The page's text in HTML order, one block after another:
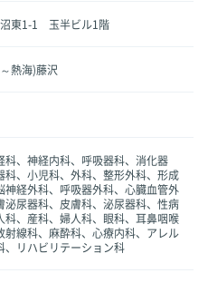
沼東1-1 玉半ビル1階
熱海)藤沢
科、神経内科、呼吸器科、消化器
科、小児科、外科、整形外科、形成
神経外科、呼吸器外科、心臓血管外
泌尿器科、皮膚科、泌尿器科、性病
科、産科、婦人科、眼科、耳鼻咽喉
射線科、麻酔科、心療内科、アレル
、リハビリテーション科